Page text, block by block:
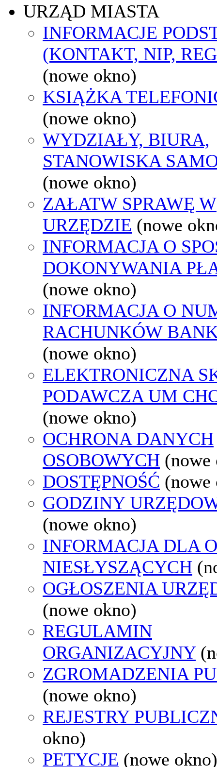
URZĄD MIASTA
INFORMACJE
(KONTAKT, NIP,
(nowe okno)
KSIĄŻKA
(nowe okno)
WYDZIAŁY, BIURA,
STANOWISKA
(nowe okno)
ZAŁATW SPRAWĘ W
URZĘDZIE (nowe
INFORMACJA O
DOKONYWANIA
(nowe okno)
INFORMACJA O
RACHUNKÓW
(nowe okno)
ELEKTRONICZNA
PODAWCZA UM
(nowe okno)
OCHRONA DANYCH
OSOBOWYCH (nowe
DOSTĘPNOŚĆ (nowe
GODZINY
(nowe okno)
INFORMACJA DLA
NIESŁYSZĄCYCH
OGŁOSZENIA
(nowe okno)
REGULAMIN
ORGANIZACYJNY
ZGROMADZENIA
(nowe okno)
REJESTRY
okno)
PETYCJE (nowe okno)